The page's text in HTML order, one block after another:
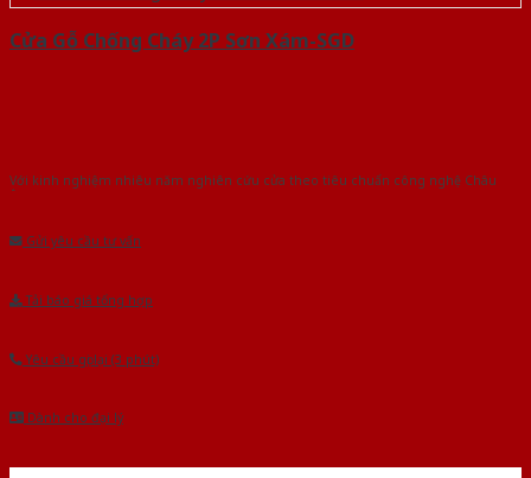
Cửa Gỗ Chống Cháy 2P Sơn Xám-SGD
Với kinh nghiệm nhiêu năm nghiên cứu cửa theo tiêu chuẩn công nghệ Châu
Gửi yêu cầu tư vấn
Tải báo giá tổng hợp
Yêu cầu gọi lại (3 phút)
Dành cho đại lý